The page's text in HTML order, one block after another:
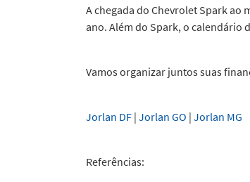
A chegada do Chevrolet Spark ao
ano. Além do Spark, o calendário
Vamos organizar juntos suas
Jorlan DF | Jorlan GO | Jorlan MG
Referências: